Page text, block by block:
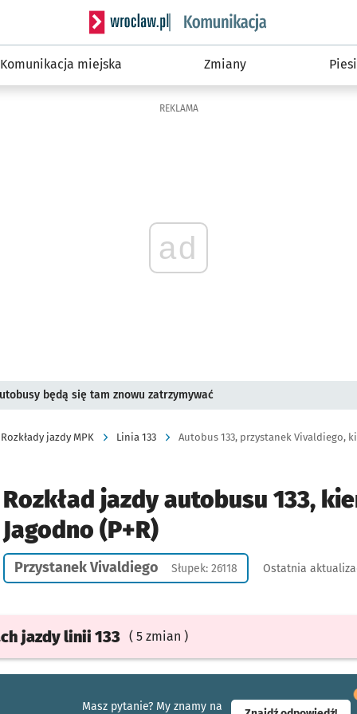
Serwis informacyjny wroclaw.pl podserwis:
Komunikacja miejska Zmiany Piesi
REKLAMA
ad
będą się tam znowu zatrzymywać
Rozkłady jazdy MPK Linia 133 Autobus 133, przystanek Vivaldiego,
Rozkład jazdy autobusu 133,
Jagodno (P+R)
Przystanek Vivaldiego Słupek: 26118 Ostatnia
jazdylinii 133 ( 5 zmian )
Masz pytanie? My znamy na